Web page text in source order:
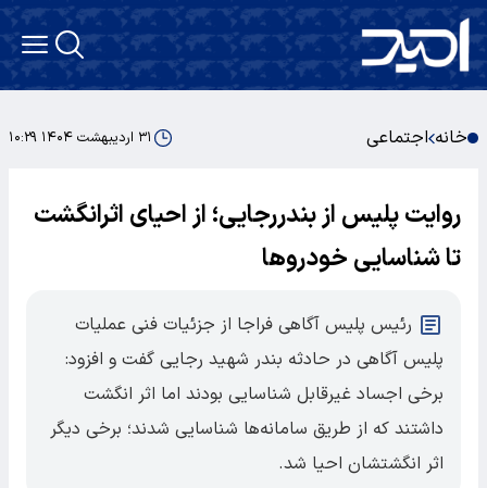
خانه اجتماعی ۳۱ اردیبهشت ۱۴۰۴ ۱۰:۲۹
روایت پلیس از بندررجایی؛ از احیای اثرانگشت
تا شناسایی خودروها
رئیس پلیس آگاهی فراجا از جزئیات فنی عملیات
پلیس آگاهی در حادثه بندر شهید رجایی گفت و افزود:
برخی اجساد غیرقابل شناسایی بودند اما اثر انگشت
داشتند که از طریق سامانه‌ها شناسایی شدند؛ برخی دیگر
اثر انگشتشان احیا شد.